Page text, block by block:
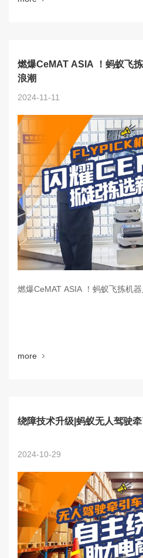
燃爆CeMAT ASIA ！蚂蚁飞
浪潮
2024-11-11
燃爆CeMAT ASIA ！蚂蚁飞拣机
more
绕障技术升级|蚂蚁无人驾驶
2024-10-29